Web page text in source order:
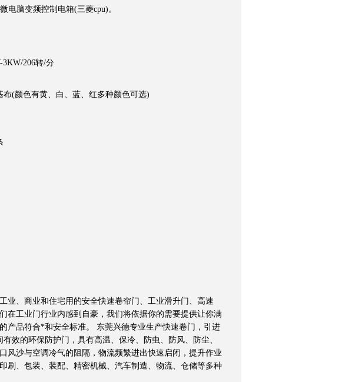
电脑变频控制电箱(三菱cpu)。
206转/分
(颜色有黄、白、蓝、红多种颜色可选)
、商业和住宅用的安全快速卷帘门、工业滑升门、高速
在工业门行业内感到自豪，我们将依据你的需要提供让你满
产品符合*和安全标准。 东莞兴德专业生产快速卷门，引进
效的环保防护门，具有高温、保冷、防虫、防风、防尘、
风沙与空调冷气的阻隔，物流频繁进出快速启闭，提升作业
刷、包装、装配、精密机械、汽车制造、物流、仓储等多种